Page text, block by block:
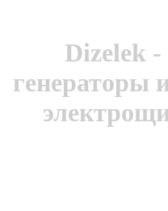
Dizelek
генераторы